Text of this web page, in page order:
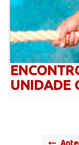
UNIDADE